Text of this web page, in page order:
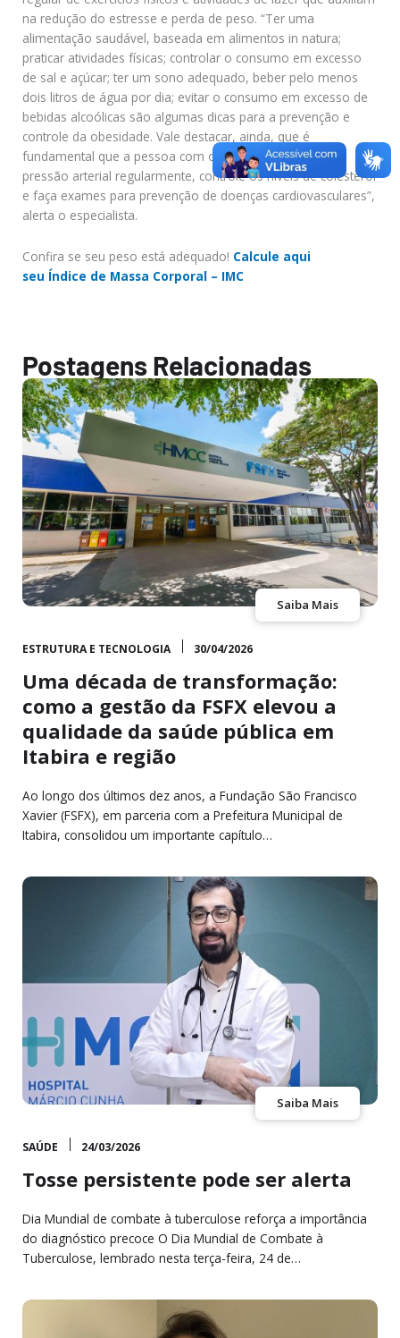
na redução do estresse e perda de peso. “Ter uma
alimentação saudável, baseada em alimentos in natura;
praticar atividades físicas; controlar o consumo em excesso
de sal e açúcar; ter um sono adequado, beber pelo menos
dois litros de água por dia; evitar o consumo em excesso de
bebidas alcoólicas são algumas dicas para a prevenção e
controle da obesidade. Vale destacar, ainda, que é
fundamental que a pessoa com obesidade monitore a
pressão arterial regularmente, controle os níveis de colesterol
e faça exames para prevenção de doenças cardiovasculares”,
alerta o especialista.
Confira se seu peso está adequado! Calcule aqui
seu Índice de Massa Corporal – IMC
Postagens Relacionadas
Saiba Mais
ESTRUTURA E TECNOLOGIA 30/04/2026
Uma década de transformação:
como a gestão da FSFX elevou a
qualidade da saúde pública em
Itabira e região
Ao longo dos últimos dez anos, a Fundação São Francisco
Xavier (FSFX), em parceria com a Prefeitura Municipal de
Itabira, consolidou um importante capítulo…
Saiba Mais
SAÚDE 24/03/2026
Tosse persistente pode ser alerta
Dia Mundial de combate à tuberculose reforça a importância
do diagnóstico precoce O Dia Mundial de Combate à
Tuberculose, lembrado nesta terça-feira, 24 de…